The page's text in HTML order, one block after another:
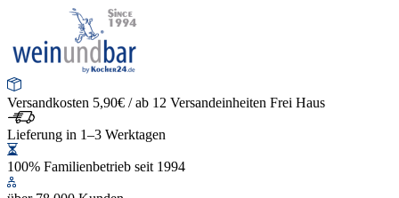
Versandkosten 5,90€ / ab 12 Versandeinheiten Frei Haus
Lieferung in 1–3 Werktagen
100% Familienbetrieb seit 1994